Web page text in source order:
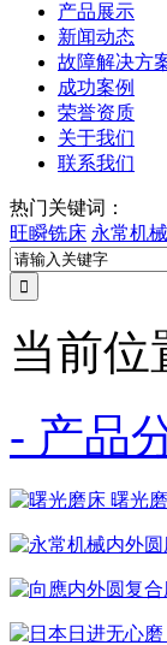
产品展示
新闻动态
故障解决方
成功案例
荣誉资质
关于我们
联系我们
热门关键词：
旺瞬铣床 永常机
当前位
- 产品
曙光